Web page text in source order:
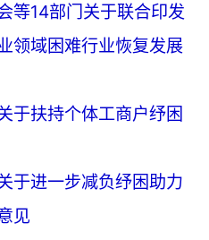
等14部门关于联合印发
领域困难行业恢复发展
于扶持个体工商户纾困
于进一步减负纾困助力
见